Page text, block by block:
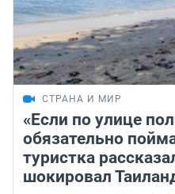
СТРАНА И МИР
«Если по улице
обязательно
туристка
шокировал